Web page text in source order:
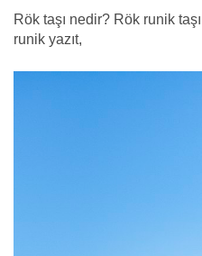
Rök taşı nedir? Rök runik
runik yazıt,